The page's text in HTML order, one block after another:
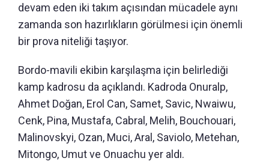
devam eden iki takım açısından mücadele aynı
zamanda son hazırlıkların görülmesi için önemli
bir prova niteliği taşıyor.
Bordo-mavili ekibin karşılaşma için belirlediği
kamp kadrosu da açıklandı. Kadroda Onuralp,
Ahmet Doğan, Erol Can, Samet, Savic, Nwaiwu,
Cenk, Pina, Mustafa, Cabral, Melih, Bouchouari,
Malinovskyi, Ozan, Muci, Aral, Saviolo, Metehan,
Mitongo, Umut ve Onuachu yer aldı.